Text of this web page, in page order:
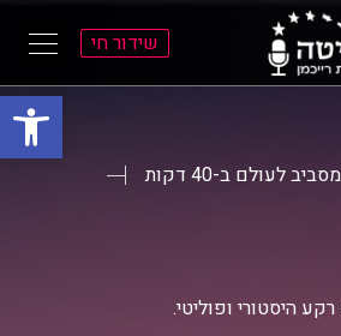
פתח
שידור חי
מסביב לעולם ב-40 דקות
היסטורי ופוליטי.